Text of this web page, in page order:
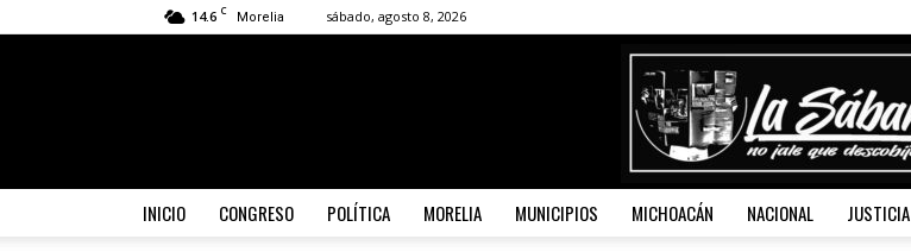
14.6 C Morelia sábado, agosto 8, 2026
INICIO CONGRESO POLÍTICA MORELIA MUNICIPIOS MICHOACÁN NACIONAL JUSTICIA